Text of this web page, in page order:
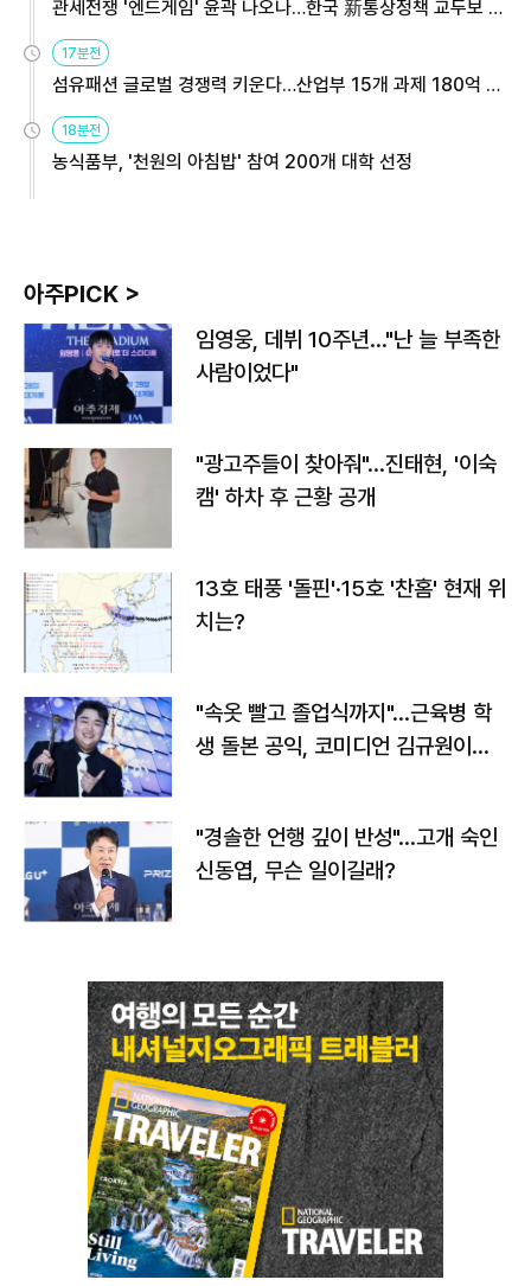
관세전쟁 '엔드게임' 윤곽 나오나…한국 新통상정책 교두보 활
17분전
섬유패션 글로벌 경쟁력 키운다…산업부 15개 과제 180억 지
18분전
농식품부, '천원의 아침밥' 참여 200개 대학 선정
아주PICK >
임영웅, 데뷔 10주년…"난 늘 부족한
사람이었다"
"광고주들이 찾아줘"…진태현, '이숙
캠' 하차 후 근황 공개
13호 태풍 '돌핀'·15호 '찬홈' 현재 위
치는?
"속옷 빨고 졸업식까지"…근육병 학
생 돌본 공익, 코미디언 김규원이었
"경솔한 언행 깊이 반성"…고개 숙인
신동엽, 무슨 일이길래?